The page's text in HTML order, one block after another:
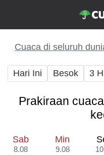
Cuaca di seluruh
Hari Ini Besok 3
Prakiraan
Sab
8.08
Min
9.08